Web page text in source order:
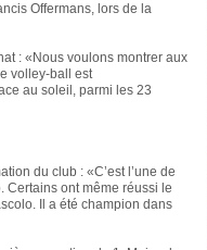
Offermans, lors de la
: «Nous voulons montrer aux
volley-ball est
au soleil, parmi les 23
du club : «C’est l’une de
Certains ont même réussi le
Il a été champion dans